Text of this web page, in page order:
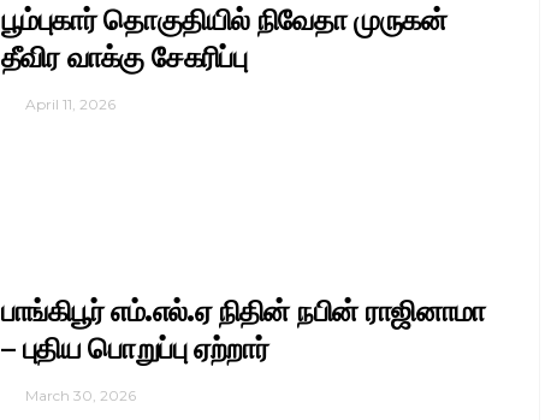
பூம்புகார் தொகுதியில் நிவேதா முருகன்
தீவிர வாக்கு சேகரிப்பு
April 11, 2026
பாங்கிபூர் எம்.எல்.ஏ நிதின் நபின் ராஜினாமா
– புதிய பொறுப்பு ஏற்றார்
March 30, 2026